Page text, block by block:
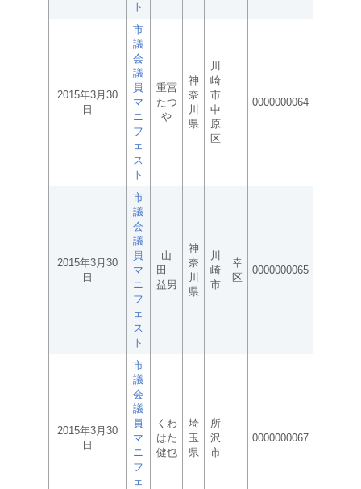
ト
2015年3月30
日
市
議
会
議
員
マ
ニ
フ
ェ
ス
ト
重冨
たつ
や
神
奈
川
県
川
崎
市
中
原
区
0000000064
2015年3月30
日
市
議
会
議
員
マ
ニ
フ
ェ
ス
ト
山
田
益男
神
奈
川
県
川
崎
市
幸
区
0000000065
2015年3月30
日
市
議
会
議
員
マ
ニ
フ
ェ
くわ
はた
健也
埼
玉
県
所
沢
市
0000000067